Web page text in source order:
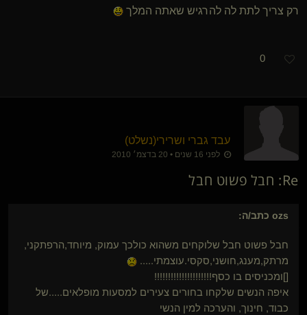
רק צריך לתת לה להרגיש שאתה המלך
0
עבד גברי ושרירי​(נשלט)
לפני 16 שנים • 20 בדצמ׳ 2010
Re: חבל פשוט חבל
ozs כתב/ה:
חבל פשוט חבל שלוקחים משהוא כולכך עמוק, מיוחד,הרפתקני,
מרתק,מענג,חושני,סקסי.עוצמתי.....
[]ומכניסים בו כסף!!!!!!!!!!!!!!!!!!!!!
איפה הנשים שלקחו בחורים צעירים למסעות מופלאים.....של
כבוד, חינוך, והערכה למין הנשי